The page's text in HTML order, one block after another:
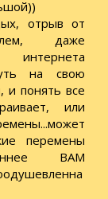
отрыв от
даже
на свою
и понять все
или
перемены
ВАМ